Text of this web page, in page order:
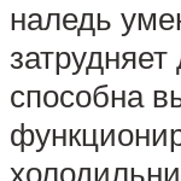
наледь
способна